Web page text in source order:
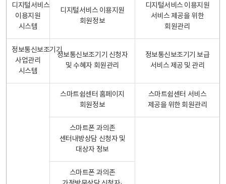
디지털서비스
이용지원
시스템
디지털서비스 이용지원
회원정보
디지털서비스 이용지원
서비스 제공을 위한
회원관리
정보통신보조기기
사업관리
시스템
정보통신보조기기 신청자
및 수혜자 회원관리
정보통신보조기기 보급
서비스 제공 및 관리
스마트쉼센터 홈페이지
회원정보
스마트쉼센터 서비스
제공을 위한 회원관리
스마트폰 과의존
센터내방상담 신청자 및
대상자 정보
스마트폰 과의존